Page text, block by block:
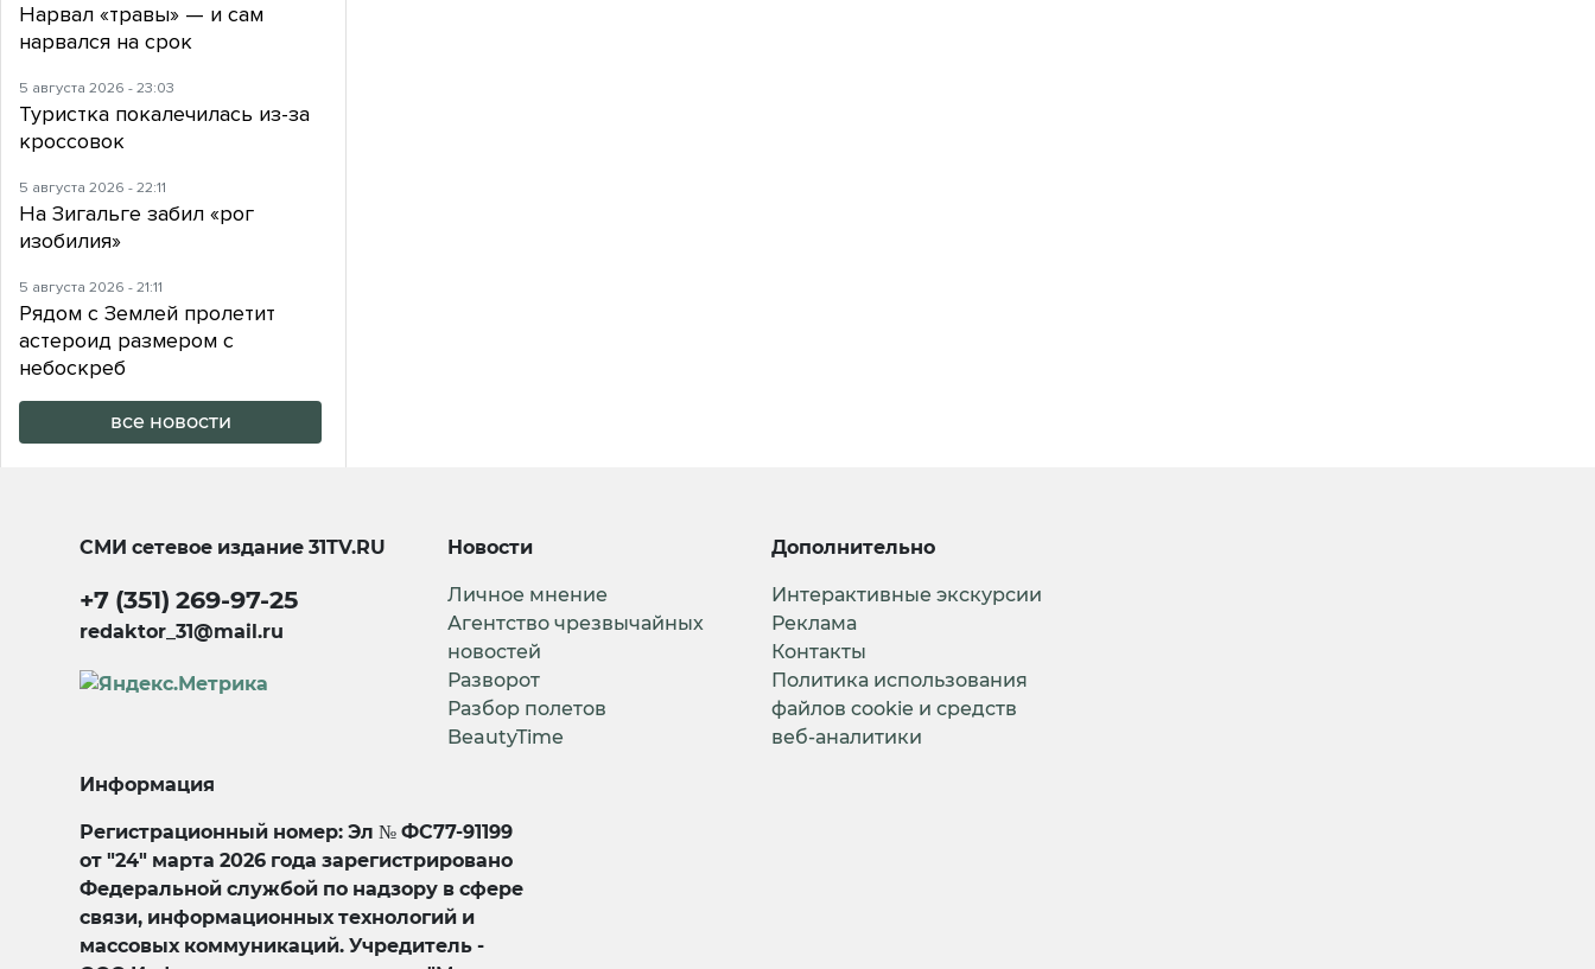
Нарвал «травы» — и сам
нарвался на срок
5 августа 2026 - 23:03
Туристка покалечилась из-за
кроссовок
5 августа 2026 - 22:11
На Зигальге забил «рог
изобилия»
5 августа 2026 - 21:11
Рядом с Землей пролетит
астероид размером с
небоскреб
все новости
СМИ сетевое издание31TV.RU
+7 (351) 269-97-25
redaktor_31@mail.ru
Новости
Личное мнение
Агентство чрезвычайных
новостей
Разворот
Разбор полетов
BeautyTime
Дополнительно
Интерактивные экскурсии
Реклама
Контакты
Политика использования
файлов cookie и средств
веб-аналитики
Информация
Регистрационный номер: Эл № ФС77-91199
от "24" марта 2026 года зарегистрировано
Федеральной службой по надзору в сфере
связи, информационных технологий и
массовых коммуникаций. Учредитель -